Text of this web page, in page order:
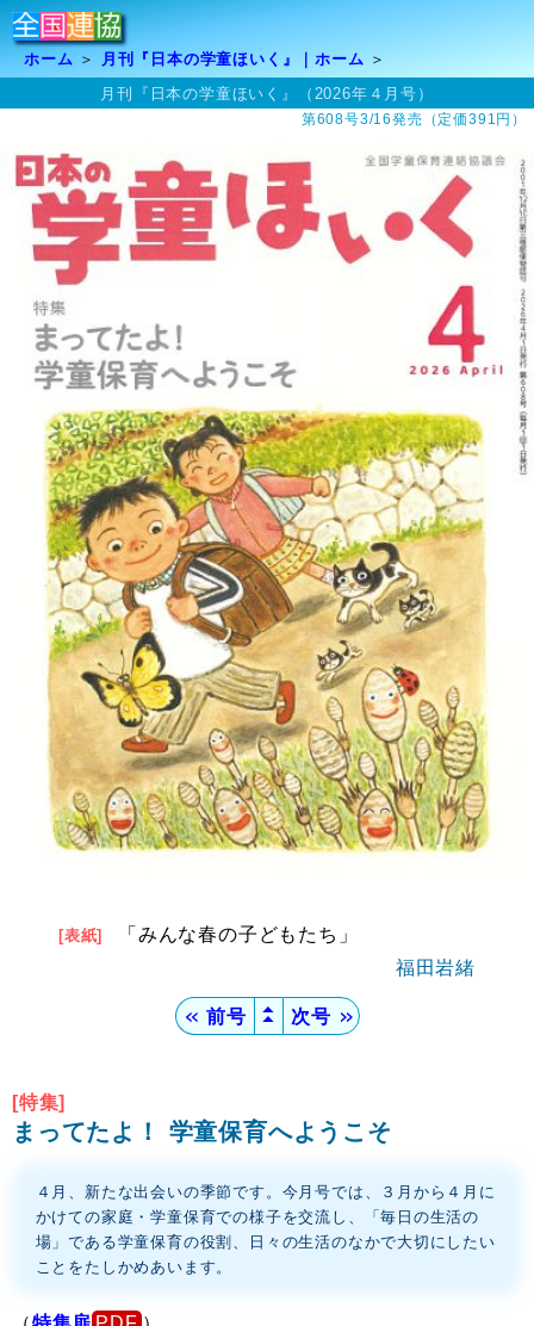
ホーム
月刊『日本の学童ほいく』｜ホーム
月刊『日本の学童ほいく』（2026年４月号）
第608号3/16発売（定価391円）
[表紙]
「みんな春の子どもたち」
福田岩緒
＜＜ 前号
▲
▲
次号 ＞＞
[特集]
まってたよ！ 学童保育へようこそ
４月、新たな出会いの季節です。今月号では、３月から４月に
かけての家庭・学童保育での様子を交流し、「毎日の生活の
場」である学童保育の役割、日々の生活のなかで大切にしたい
ことをたしかめあいます。